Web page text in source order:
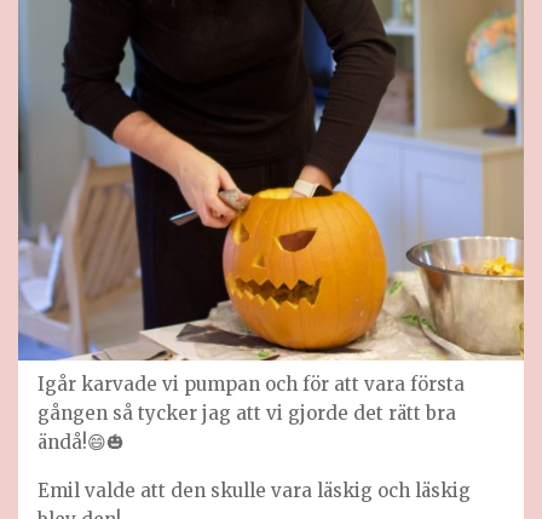
Igår karvade vi pumpan och för att vara första
gången så tycker jag att vi gjorde det rätt bra
ändå!😄🎃
Emil valde att den skulle vara läskig och läskig